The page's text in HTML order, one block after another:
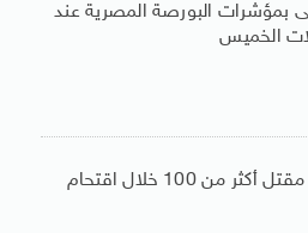
بمؤشرات البورصة المصرية عند
الخميس
حاكم سبتة: مقتل أكثر من 100 خلال اقتحام